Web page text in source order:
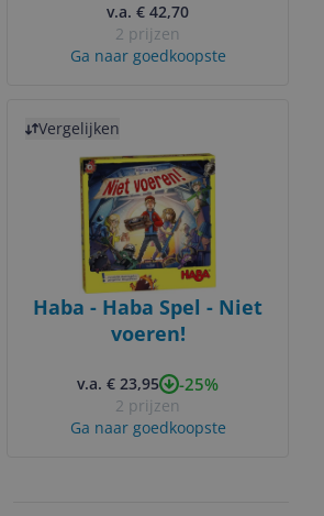
v.a. € 42,70
2 prijzen
Ga naar goedkoopste
Vergelijken
Haba - Haba Spel - Niet
voeren!
v.a. € 23,95 -25%
2 prijzen
Ga naar goedkoopste